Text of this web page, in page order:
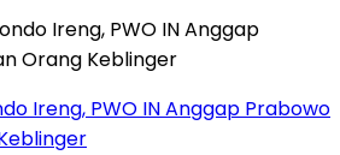
Ireng, PWO IN Anggap Prabowo